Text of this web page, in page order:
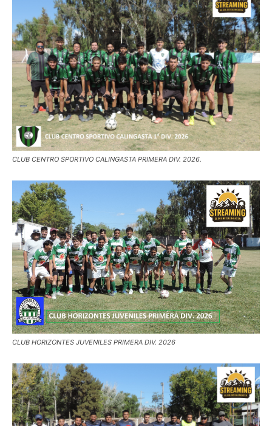
CLUB CENTRO SPORTIVO CALINGASTA PRIMERA DIV. 2026.
CLUB HORIZONTES JUVENILES PRIMERA DIV. 2026